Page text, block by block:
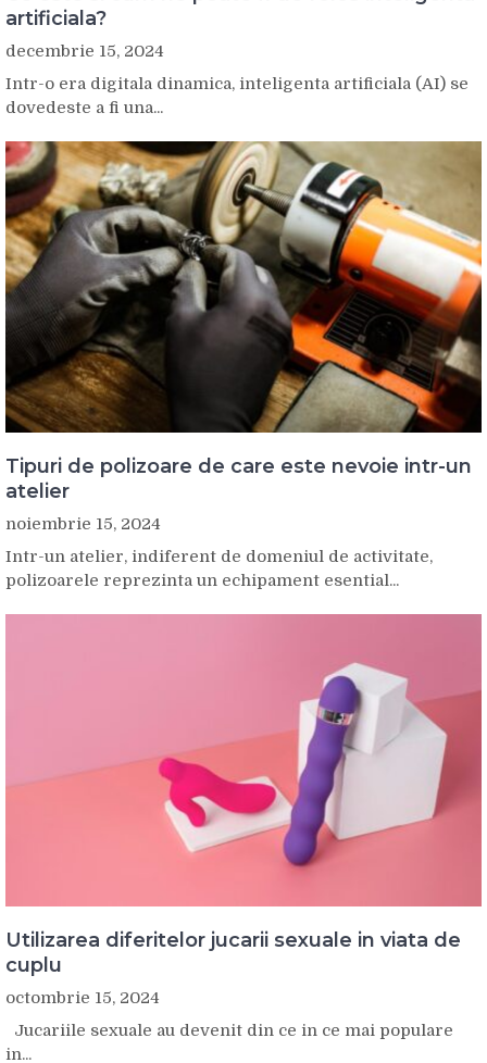
artificiala?
decembrie 15, 2024
Intr-o era digitala dinamica, inteligenta artificiala (AI) se
dovedeste a fi una...
Tipuri de polizoare de care este nevoie intr-un
atelier
noiembrie 15, 2024
Intr-un atelier, indiferent de domeniul de activitate,
polizoarele reprezinta un echipament esential...
Utilizarea diferitelor jucarii sexuale in viata de
cuplu
octombrie 15, 2024
Jucariile sexuale au devenit din ce in ce mai populare
in...